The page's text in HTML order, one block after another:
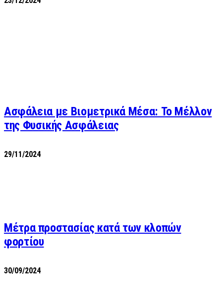
Ασφάλεια με Βιομετρικά Μέσα: Το Μέλλον
της Φυσικής Ασφάλειας
29/11/2024
Μέτρα προστασίας κατά των κλοπών
φορτίου
30/09/2024